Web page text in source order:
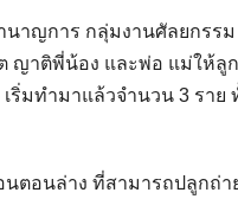
าญการ กลุ่มงานศัลยกรร
าติพี่น้อง และพ่อ แม่ให้ลู
ริ่มทำมาแล้วจำนวน 3 ราย
ตอนล่าง ที่สามารถปลูกถ่